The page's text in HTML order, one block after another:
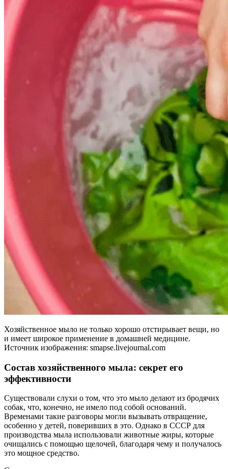
Хозяйственное мыло не только хорошо отстирывает вещи, но
и имеет широкое применение в домашней медицине.
Источник изображения: smapse.livejournal.com
Состав хозяйственного мыла: секрет его
эффективности
Существовали слухи о том, что это мыло делают из бродячих
собак, что, конечно, не имело под собой оснований.
Временами такие разговоры могли вызывать отвращение,
особенно у детей, поверивших в это. Однако в СССР для
производства мыла использовали животные жиры, которые
очищались с помощью щелочей, благодаря чему и получалось
это мощное средство.